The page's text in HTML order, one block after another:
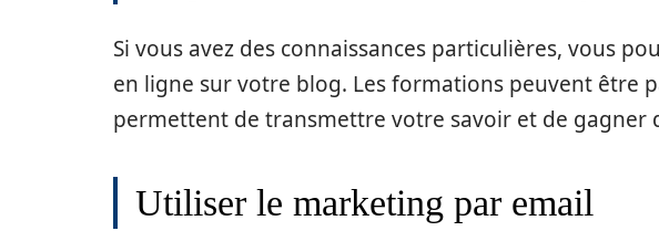
Si vous avez des connaissances particulières, vous
en ligne sur votre blog. Les formations peuvent être
permettent de transmettre votre savoir et de gagner
Utiliser le marketing par email